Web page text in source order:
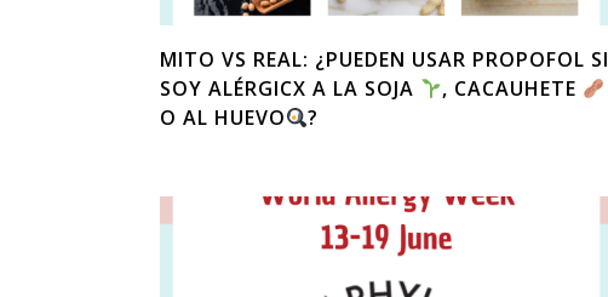
MITO VS REAL: ¿PUEDEN USAR PROPOFOL SI
SOY ALÉRGICX A LA SOJA
, CACAUHETE
O AL HUEVO
?